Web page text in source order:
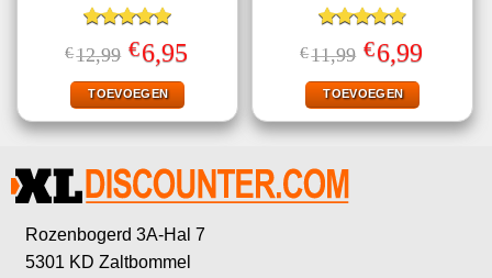
Gewaardeerd
5.00uit 5
€12,99 Oorspronkelijke
prijs
was:
€12,99.
€6,95prijs
TOEVOEGEN
Gewaardeerd
4.80uit 5
€11,99 Oorspronkelijke
prijs
was:
€11,99.
€6,99Huidige
prijs
TOEVOEGEN
Rozenbogerd 3A-Hal 7
5301 KD Zaltbommel